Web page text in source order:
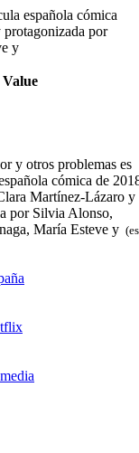
española cómica
por
y
Value
y otros problemas es
cómica de
Martínez-Lázaro y
por Silvia Alonso,
María Esteve y